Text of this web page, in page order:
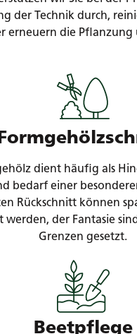
der Technik durch,
erneuern die Pflanzung
dient häufig als
bedarf einer
Rückschnitt können
werden, der Fantasie
Grenzen gesetzt.
Beetpflege